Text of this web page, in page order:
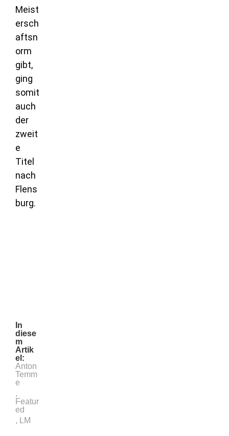
Meist
ersch
aftsn
orm
gibt,
ging
somit
auch
der
zweit
e
Titel
nach
Flens
burg.
In
diese
m
Artik
el:
Anton
Temm
e
,
Featur
ed
,
LM